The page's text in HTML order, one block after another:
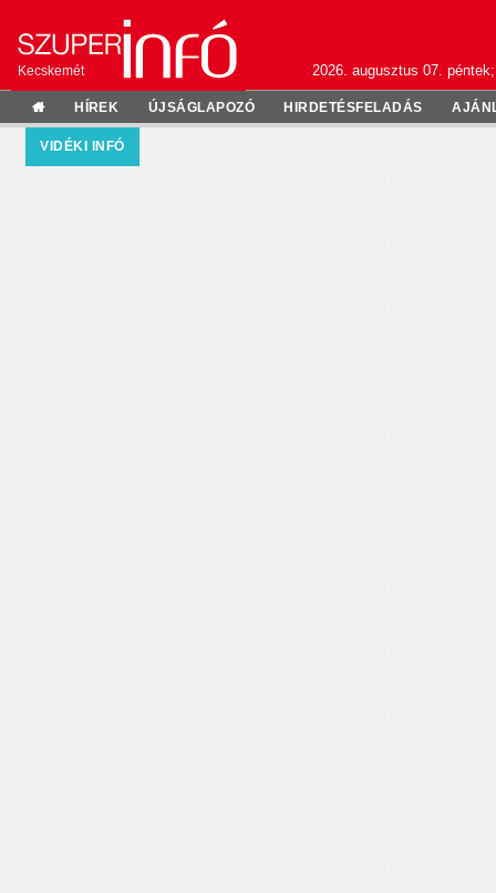
Kecskemét 2026. augusztus 07.
HÍREK ÚJSÁGLAPOZÓ HIRDETÉSFELADÁS
VIDÉKI INFÓ